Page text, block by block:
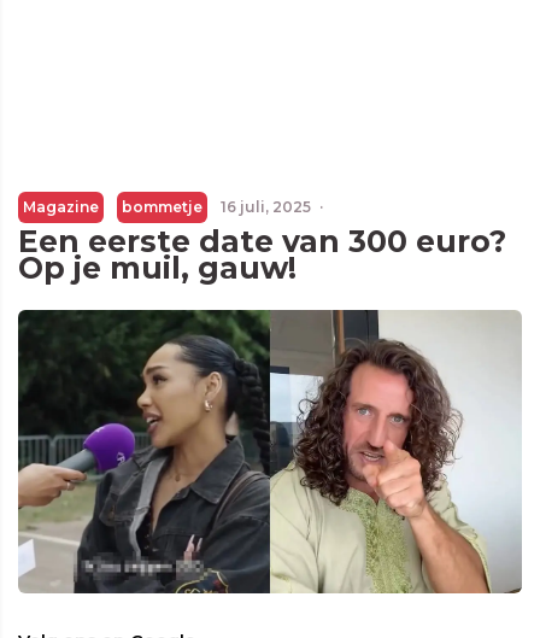
Magazine bommetje 16 juli, 2025 ·
Een eerste date van 300 euro?
Op je muil, gauw!